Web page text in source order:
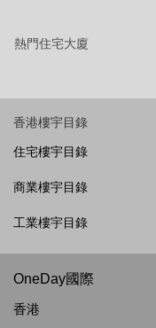
熱門住宅大廈
香港樓宇目錄
住宅樓宇目錄
商業樓宇目錄
工業樓宇目錄
OneDay國際
香港